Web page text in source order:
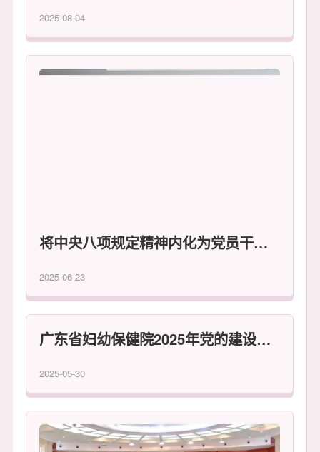
能力，院党委于7月12-13日、7月19-20日分两批，分
别由党委书记欧奕强，党委副书记、院长刘国成带队，
在高州市举办广东省妇幼保健院2025年党务干部和纪
检干部培训班。
2025-08-04
将中央八项规定精神内化为党员干部日用而不觉的言行准则——我院邀请中共广东省委党校专家吴记峰讲授专题党课
2025-06-23
广东省妇幼保健院2025年党的建设暨纪检工作会议顺利召开
2025-05-30